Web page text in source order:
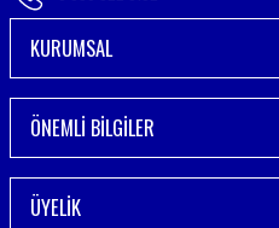
KURUMSAL
ÖNEMLİ BİLGİLER
ÜYELİK